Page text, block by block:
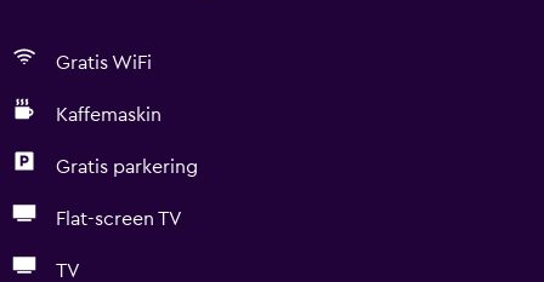
Gratis WiFi
Kaffemaskin
Gratis parkering
Flat-screen TV
TV